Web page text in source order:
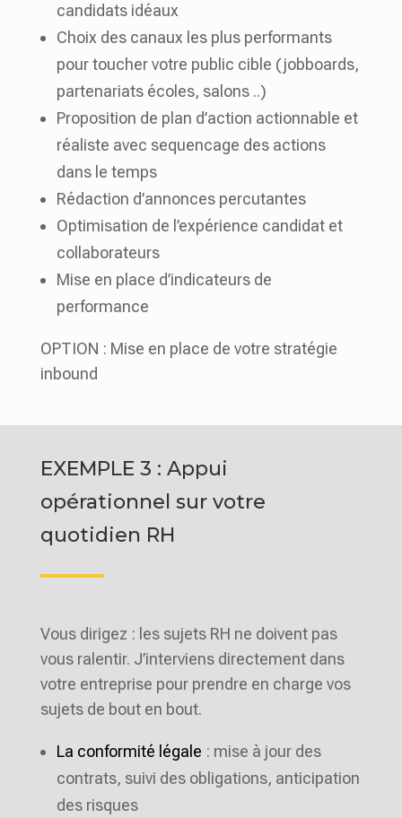
candidats idéaux
Choix des canaux les plus performants
pour toucher votre public cible (jobboards,
partenariats écoles, salons ..)
Proposition de plan d’action actionnable et
réaliste avec sequencage des actions
dans le temps
Rédaction d’annonces percutantes
Optimisation de l’expérience candidat et
collaborateurs
Mise en place d’indicateurs de
performance
OPTION : Mise en place de votre stratégie
inbound
EXEMPLE 3 : Appui
opérationnel sur votre
quotidien RH
Vous dirigez : les sujets RH ne doivent pas
vous ralentir. J’interviens directement dans
votre entreprise pour prendre en charge vos
sujets de bout en bout.
La conformité légale : mise à jour des
contrats, suivi des obligations, anticipation
des risques